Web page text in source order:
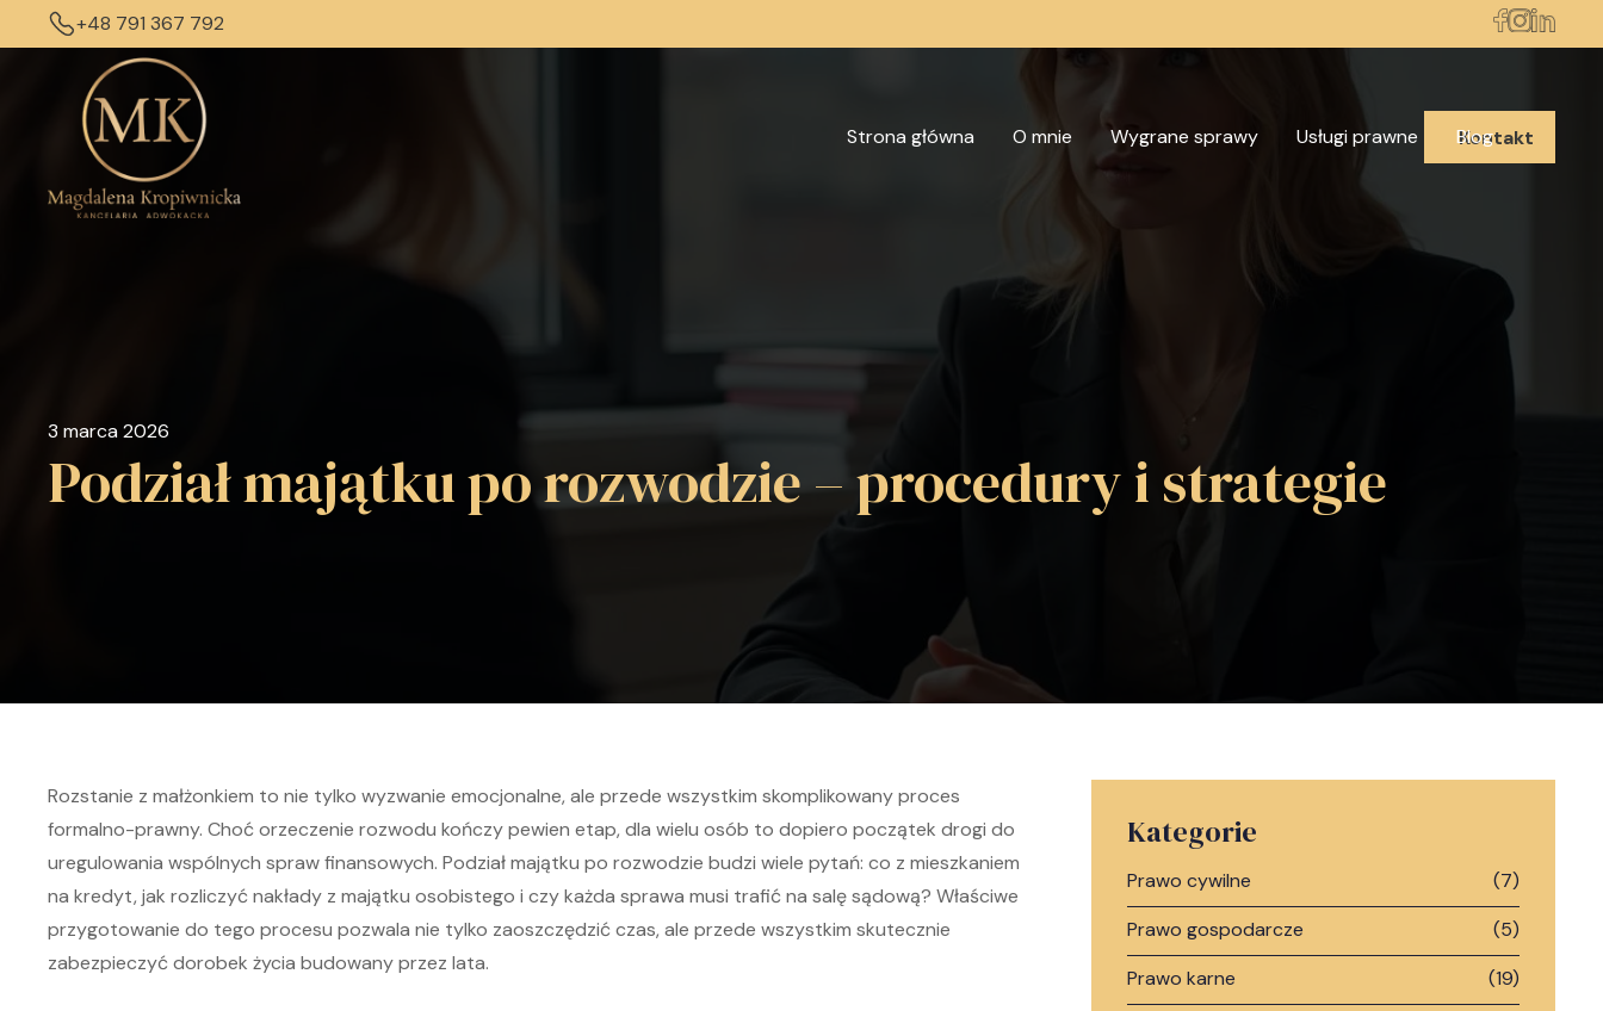
+48 791 367 792
Strona główna O mnie Wygrane sprawy Usługi prawne Blog
Kontakt
3 marca 2026
Podział majątku po rozwodzie – procedury i strategie
Rozstanie z małżonkiem to nie tylko wyzwanie emocjonalne, ale przede wszystkim skomplikowany proces
formalno-prawny. Choć orzeczenie rozwodu kończy pewien etap, dla wielu osób to dopiero początek drogi do
uregulowania wspólnych spraw finansowych. Podział majątku po rozwodzie budzi wiele pytań: co z mieszkaniem
na kredyt, jak rozliczyć nakłady z majątku osobistego i czy każda sprawa musi trafić na salę sądową? Właściwe
przygotowanie do tego procesu pozwala nie tylko zaoszczędzić czas, ale przede wszystkim skutecznie
zabezpieczyć dorobek życia budowany przez lata.
Kategorie
Prawo cywilne
(7)
Prawo gospodarcze
(5)
Prawo karne
(19)